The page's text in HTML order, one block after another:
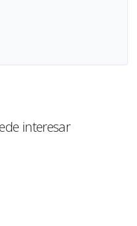
interesar